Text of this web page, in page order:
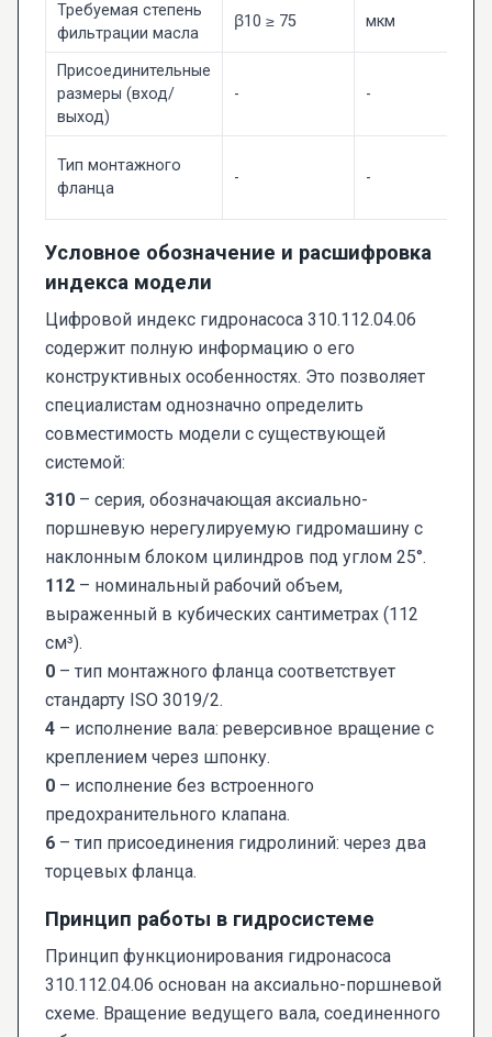
Требуемая степень
фильтрации масла
β10 ≥ 75 мкм
Присоединительные
размеры (вход/
выход)
- -
Тип монтажного
фланца
- -
Условное обозначение и расшифровка
индекса модели
Цифровой индекс гидронасоса 310.112.04.06
содержит полную информацию о его
конструктивных особенностях. Это позволяет
специалистам однозначно определить
совместимость модели с существующей
системой:
310 – серия, обозначающая аксиально-
поршневую нерегулируемую гидромашину с
наклонным блоком цилиндров под углом 25°.
112 – номинальный рабочий объем,
выраженный в кубических сантиметрах (112
см³).
0 – тип монтажного фланца соответствует
стандарту ISO 3019/2.
4 – исполнение вала: реверсивное вращение с
креплением через шпонку.
0 – исполнение без встроенного
предохранительного клапана.
6 – тип присоединения гидролиний: через два
торцевых фланца.
Принцип работы в гидросистеме
Принцип функционирования гидронасоса
310.112.04.06 основан на аксиально-поршневой
схеме. Вращение ведущего вала, соединенного